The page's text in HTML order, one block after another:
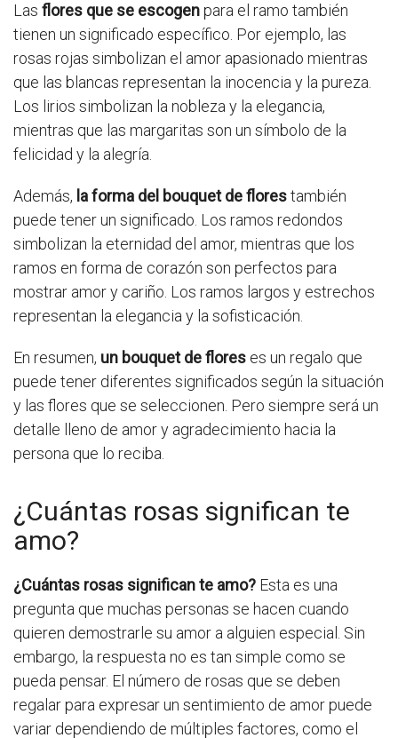
Las flores que se escogenpara el ramo también
tienen un significado específico. Por ejemplo, las
rosas rojas simbolizan el amor apasionado mientras
que las blancas representan la inocencia y la pureza.
Los lirios simbolizan la nobleza y la elegancia,
mientras que las margaritas son un símbolo de la
felicidad y la alegría.
Además, la forma del bouquet de florestambién
puede tener un significado. Los ramos redondos
simbolizan la eternidad del amor, mientras que los
ramos en forma de corazón son perfectos para
mostrar amor y cariño. Los ramos largos y estrechos
representan la elegancia y la sofisticación.
En resumen, un bouquet de flores es un regalo que
puede tener diferentes significados según la situación
y las flores que se seleccionen. Pero siempre será un
detalle lleno de amor y agradecimiento hacia la
persona que lo reciba.
¿Cuántas rosas significan te
amo?
¿Cuántas rosas significan te amo? Esta es una
pregunta que muchas personas se hacen cuando
quieren demostrarle su amor a alguien especial. Sin
embargo, la respuesta no es tan simple como se
pueda pensar. El número de rosas que se deben
regalar para expresar un sentimiento de amor puede
variar dependiendo de múltiples factores, como el